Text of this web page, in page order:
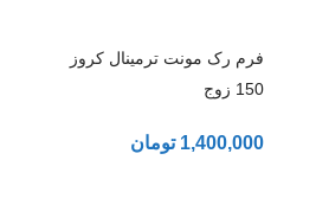
فرم رک مونت ترمینال کروز
150 زوج
1,400,000 تومان